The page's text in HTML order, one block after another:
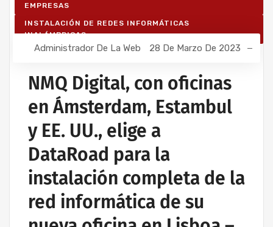
EMPRESAS
INSTALACIÓN DE REDES INFORMÁTICAS
INALÁMBRICAS
RED INFORMÁTICA ESTRUCTURADA
Administrador De La Web 28 De Marzo De 2023
NMQ Digital, con oficinas
en Ámsterdam, Estambul
y EE. UU., elige a
DataRoad para la
instalación completa de la
red informática de su